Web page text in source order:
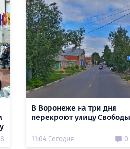
В Воронеже на три дня
перекроют улицу Свободы
11:04 Сегодня 0